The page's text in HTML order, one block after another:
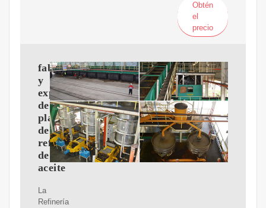
Obtén
el
precio
fabricantes
y
exportadores
de
plantas
de
refinación
de
aceite
La
Refinería